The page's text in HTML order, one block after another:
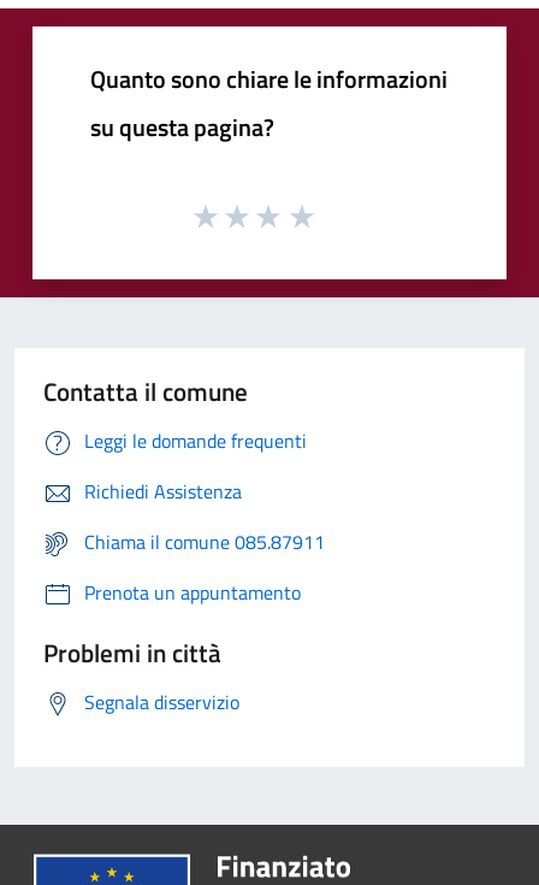
Quanto sono chiare le informazioni
su questa pagina?
Contatta il comune
Leggi le domande frequenti
Richiedi Assistenza
Chiama il comune 085.87911
Prenota un appuntamento
Problemi in città
Segnala disservizio